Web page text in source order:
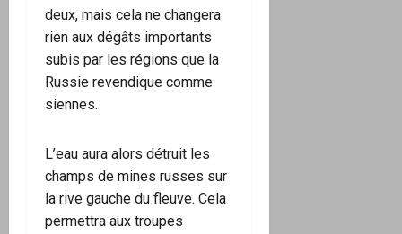
deux, mais cela ne changera
rien aux dégâts importants
subis par les régions que la
Russie revendique comme
siennes.
L’eau aura alors détruit les
champs de mines russes sur
la rive gauche du fleuve. Cela
permettra aux troupes